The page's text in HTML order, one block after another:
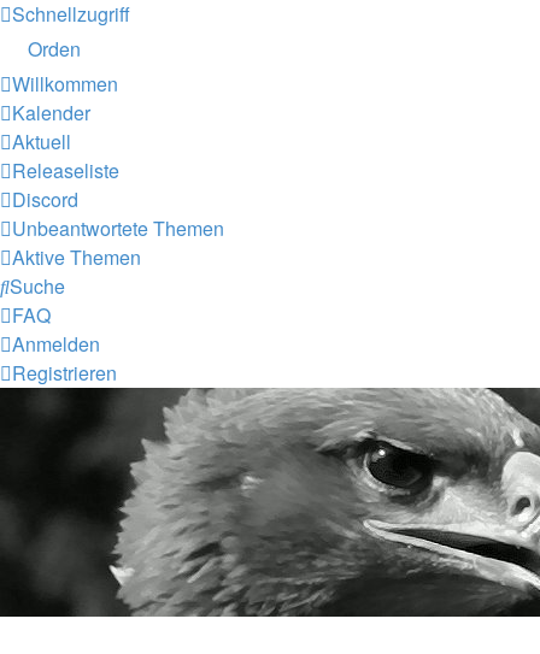
Schnellzugriff
Orden
Willkommen
Kalender
Aktuell
Releaseliste
Discord
Unbeantwortete Themen
Aktive Themen
Suche
FAQ
Anmelden
Registrieren